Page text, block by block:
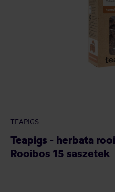
TEAPIGS
Teapigs - herbata
Rooibos 15 saszetek